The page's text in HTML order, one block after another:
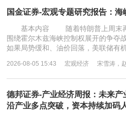
国金证券-宏观专题研究报告：
基本内容 随着特朗普上周末再
围绕霍尔木兹海峡控制权展开的争夺
如果局势缓和、油价回落，美联储有
2026-08-05 15:43 宏观经济 宋雪涛，
德邦证券-产业经济周报：未来
沿产业多点突破，资本持续加码